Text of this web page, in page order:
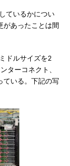
ているかについ
があったことは間
ドルサイズを2
ターコネクト、
ている。下記の写